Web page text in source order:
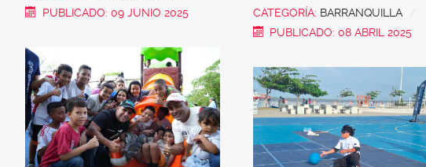
PUBLICADO: 09 JUNIO 2025
CATEGORÍA: BARRANQUILLA
PUBLICADO: 08 ABRIL 2025